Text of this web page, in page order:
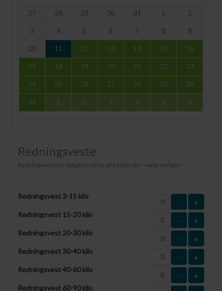
27 28 29 30 31 1 2
3 4 5 6 7 8 9
10 11 12 13 14 15 16
17 18 19 20 21 22 23
24 25 26 27 28 29 30
31 1 2 3 4 5 6
Redningsveste
Redningsveste er obligatorisk for alle sejlende – vælg venligst:
Redningsvest 3-15 kilo
- +
Redningsvest 15-20 kilo
- +
Redningsvest 20-30 kilo
- +
Redningsvest 30-40 kilo
- +
Redningsvest 40-60 kilo
- +
Redningsvest 60-90 kilo